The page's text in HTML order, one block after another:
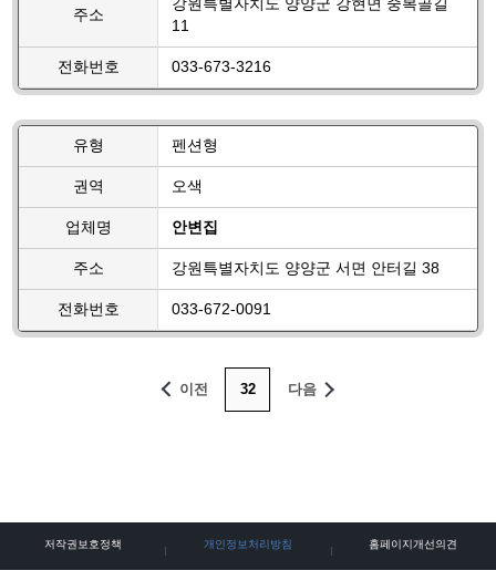
주소
강원특별자치도 양양군 강현면 중복골길
11
전화번호 033-673-3216
유형 펜션형
권역 오색
업체명 안변집
주소 강원특별자치도 양양군 서면 안터길 38
전화번호 033-672-0091
이전 32 다음
저작권보호정책 개인정보처리방침 홈페이지개선의견